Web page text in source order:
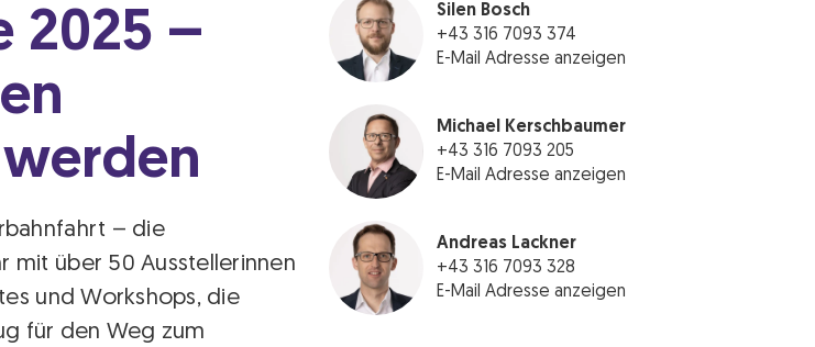
Silen Bosch
+43 316 7093 374
E-Mail Adresse anzeigen
Michael Kerschbaumer
+43 316 7093 205
E-Mail Adresse anzeigen
Andreas Lackner
+43 316 7093 328
E-Mail Adresse anzeigen
2025 –
– die
mit über 50 Ausstellerinnen
und Workshops, die
für den Weg zum